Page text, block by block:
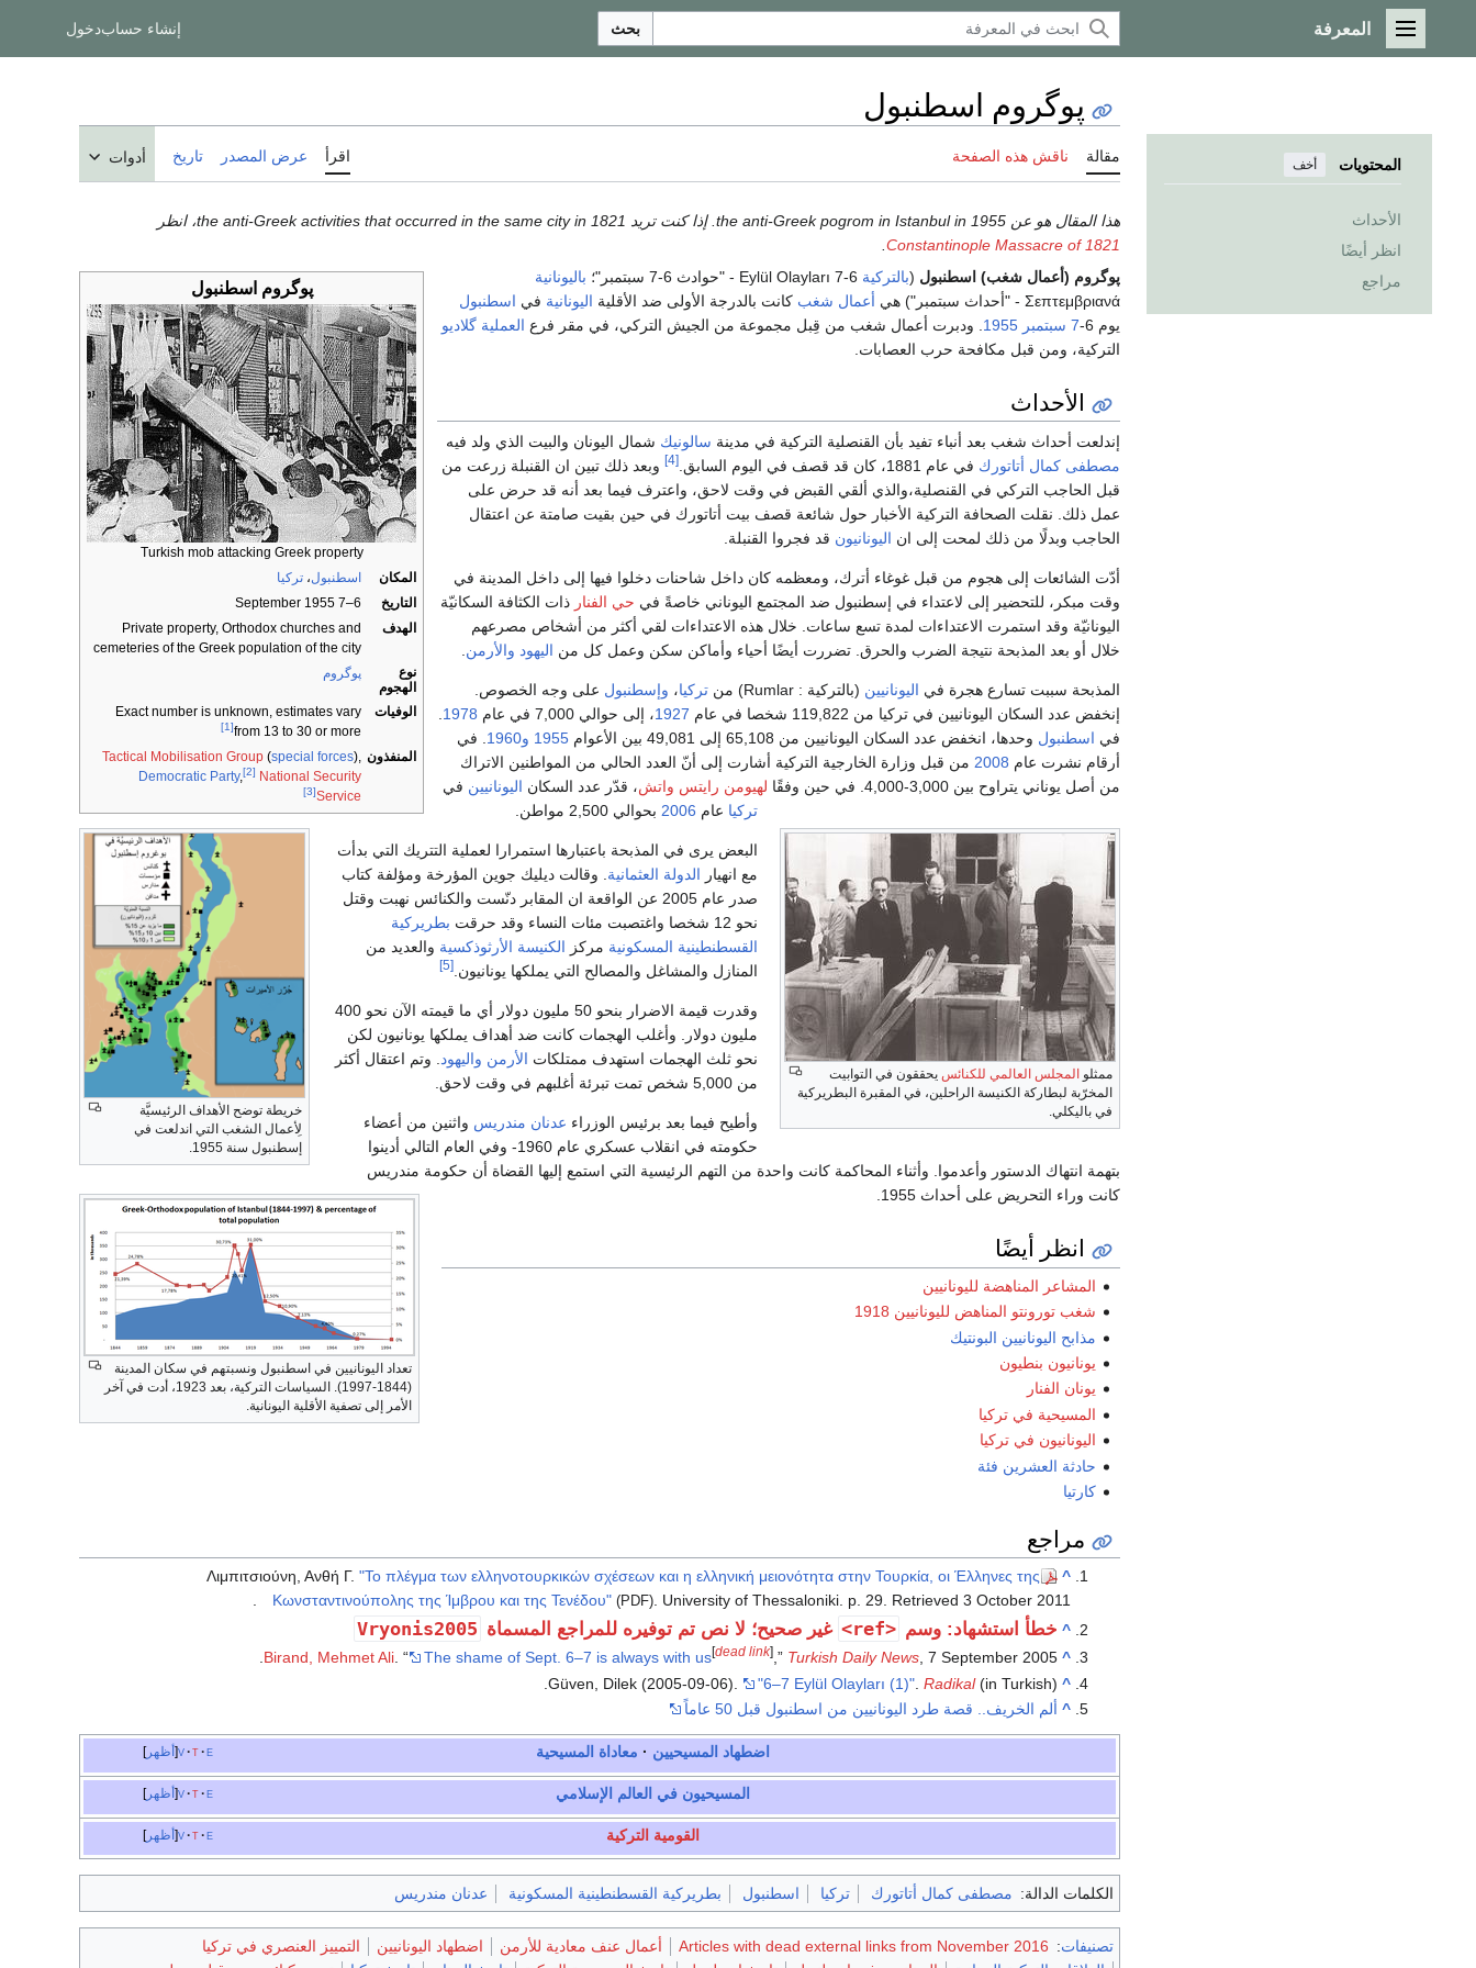
القائمة الرئيسية
المعرفة بحث إنشاء حسابدخول
المحتويات أخف
الأحداث
انظر أيضًا
مراجع
پوگروم اسطنبول
مقالة ناقش هذه الصفحة اقرأ عرض المصدر تاريخ أدوات
هذا المقال هو عن the anti-Greek pogrom in Istanbul in 1955. إذا كنت تريد the anti-Greek activities that occurred in the same city in 1821، انظر
Constantinople Massacre of 1821
پوگروم اسطنبول
Turkish mob attacking Greek property
المكان
اسطنبول، تركيا
التاريخ
6–7 September 1955
الهدف
Private property, Orthodox churches and
cemeteries of the Greek population of the city
نوع
الهجوم
پوگروم
الوفيات
Exact number is unknown, estimates vary
from 13 to 30 or more
[1]
المنفذون Tactical Mobilisation Group (special forces),
Democratic Party, [2] National Security
Service
[3]
پوگروم (أعمال شغب) اسطنبول (بالتركية
باليونانية
Σεπτεμβριανά - "أحداث سبتمبر") هي
أعمال شغب كانت بالدرجة الأولى ضد الأقلية اليونانية في اسطنبول
يوم 6-
7 سبتمبر 1955 . ودبرت أعمال شغب من قِبل مجموعة من الجيش التركي، في مقر فرع العملية گلاديو
التركية، ومن قبل مكافحة حرب العصابات.
الأحداث
خريطة توضح الأهداف الرئيسيَّة
لِأعمال الشغب التي اندلعت في
إسطنبول سنة 1955.
إندلعت أحداث شغب بعد أنباء تفيد بأن القنصلية التركية في مدينة سالونيك شمال اليونان والبيت الذي ولد فيه
مصطفى كمال أتاتورك في عام 1881، كان قد قصف في اليوم السابق. [4]
وبعد ذلك تبين ان القنبلة زرعت من
قبل الحاجب التركي في القنصلية،والذي ألقي القبض في وقت لاحق، واعترف فيما بعد أنه قد حرض على
عمل ذلك. نقلت الصحافة التركية الأخبار حول شائعة قصف بيت أتاتورك في حين بقيت صامتة عن اعتقال
الحاجب وبدلًا من ذلك لمحت إلى ان اليونانيون قد فجروا القنبلة.
أدّت الشائعات إلى هجوم من قبل غوغاء أترك، ومعظمه كان داخل شاحنات دخلوا فيها إلى داخل المدينة في
وقت مبكر، للتحضير إلى لاعتداء في إسطنبول ضد المجتمع اليوناني خاصةً في حي الفنار ذات الكثافة السكانيّة
اليونانيّة وقد استمرت الاعتداءات لمدة تسع ساعات. خلال هذه الاعتداءات لقي أكثر من أشخاص مصرعهم
خلال أو بعد المذبحة نتيجة الضرب والحرق. تضررت أيضًا أحياء وأماكن سكن وعمل كل من اليهود والأرمن.
ممثلو المجلس العالمي للكنائس يحققون في التوابيت
المخرّبة لبطاركة الكنيسة الراحلين، في المقبرة البطريركية
في باليكلي.
المذبحة سببت تسارع هجرة في اليونانيين (بالتركية : Rumlar) من تركيا، وإسطنبول على وجه الخصوص.
إنخفض عدد السكان اليونانيين في تركيا من 119,822 شخصا في عام
1927، إلى حوالي 7,000 في عام 1978
.
في اسطنبول وحدها، انخفض عدد السكان اليونانيين من 65,108 إلى 49,081 بين الأعوام 1955 و1960
. في
أرقام نشرت عام 2008 من قبل وزارة الخارجية التركية أشارت إلى أنّ العدد الحالي من المواطنين الاتراك
من أصل يوناني يتراوح بين 3,000-4,000. في حين وفقًا
لهيومن رايتس واتش، قدّر عدد السكان اليونانيين في
تركيا عام 2006بحوالي 2,500 مواطن.
البعض يرى في المذبحة باعتبارها استمرارا لعملية التتريك التي بدأت
مع انهيار الدولة العثمانية. وقالت ديليك جوين المؤرخة ومؤلفة كتاب
صدر عام 2005 عن الواقعة ان المقابر دنّست والكنائس نهبت وقتل
نحو 12 شخصا واغتصبت مئات النساء وقد حرقت
بطريركية
القسطنطينية المسكونية مركز الكنيسة الأرثوذكسية والعديد من
المنازل والمشاغل والمصالح التي يملكها يونانيون.[5]
وقدرت قيمة الاضرار بنحو 50 مليون دولار أي ما قيمته الآن نحو 400
مليون دولار. وأغلب الهجمات كانت ضد أهداف يملكها يونانيون لكن
نحو ثلث الهجمات استهدف ممتلكات الأرمن واليهود. وتم اعتقال أكثر
من 5,000 شخص تمت تبرئة أغلبهم في وقت لاحق.
تعداد اليونانيين في اسطنبول ونسبتهم في سكان المدينة
(1844-1997). السياسات التركية، بعد 1923، أدت في آخر
الأمر إلى تصفية الأقلية اليونانية.
وأطيح فيما بعد برئيس الوزراء عدنان مندريس واثنين من أعضاء
حكومته في انقلاب عسكري عام 1960- وفي العام التالي أدينوا
بتهمة انتهاك الدستور وأعدموا. وأثناء المحاكمة كانت واحدة من التهم الرئيسية التي استمع إليها القضاة أن حكومة مندريس
كانت وراء التحريض على أحداث 1955.
انظر أيضًا
المشاعر المناهضة لليونانيين
شغب تورونتو المناهض لليونانيين 1918
مذابح اليونانيين البونتيك
يونانيون بنطيون
يونان الفنار
المسيحية في تركيا
اليونانيون في تركيا
حادثة العشرين فئة
كارتيا
مراجع
^
Λιμπιτσιούνη, Ανθή Γ."Το πλέγμα των ελληνοτουρκικών σχέσεων και η ελληνική μειονότητα στην Τουρκία, οι Έλληνες της
Κωνσταντινούπολης της Ίμβρου και της Τενέδου" (PDF). University of Thessaloniki. p. 29. Retrieved3 October 2011
.
^ خطأ استشهاد: وسم <ref> غير صحيح؛ لا نص تم توفيره للمراجع المسماة Vryonis2005
^
Birand, Mehmet Ali . “ The shame of Sept. 6–7 is always with us[dead link] ,” Turkish Daily News , 7 September 2005.
^
Güven, Dilek (2005-09-06). "6–7 Eylül Olayları (1)" .Radikal(in Turkish).
^ ألم الخريف.. قصة طرد اليونانيين من اسطنبول قبل 50 عاماً
أظهر v t e اضطهاد المسيحيين معاداة المسيحية
أظهر v t e المسيحيون في العالم الإسلامي
أظهر v t e القومية التركية
الكلمات الدالة: مصطفى كمال أتاتورك تركيا اسطنبول بطريركية القسطنطينية المسكونية عدنان مندريس
تصنيفات:
Articles with dead external links from November 2016 أعمال عنف معادية للأرمن اضطهاد اليونانيين
التمييز العنصري في تركيا